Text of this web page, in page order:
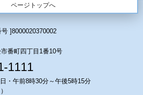
ページトップへ
号 ]8000020370002
番町四丁目1番10号
1111
・午前8時30分～午後5時15分